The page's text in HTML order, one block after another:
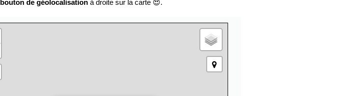
bouton de géolocalisation à droite sur la carte 😍.